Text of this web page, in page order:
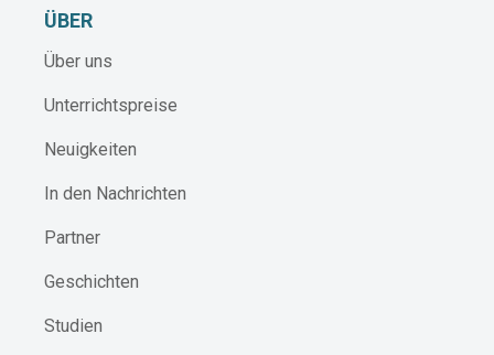
ÜBER
Über uns
Unterrichtspreise
Neuigkeiten
In den Nachrichten
Partner
Geschichten
Studien